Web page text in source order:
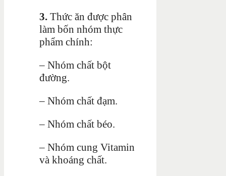
3. Thức ăn được phân
làm bốn nhóm thực
phẩm chính:
– Nhóm chất bột
đường.
– Nhóm chất đạm.
– Nhóm chất béo.
– Nhóm cung Vitamin
và khoáng chất.